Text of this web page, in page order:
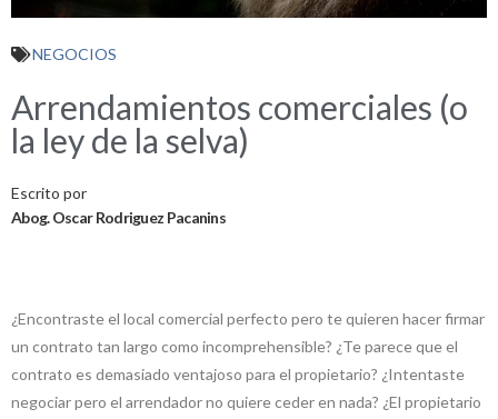
NEGOCIOS
Arrendamientos comerciales (o
la ley de la selva)
Escrito por
Abog. Oscar Rodriguez Pacanins
¿Encontraste el local comercial perfecto pero te quieren hacer firmar
un contrato tan largo como incomprehensible? ¿Te parece que el
contrato es demasiado ventajoso para el propietario? ¿Intentaste
negociar pero el arrendador no quiere ceder en nada? ¿El propietario